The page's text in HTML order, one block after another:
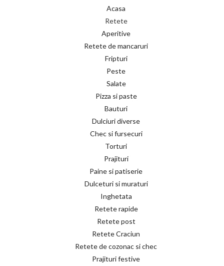
Acasa
Retete
Aperitive
Retete de mancaruri
Fripturi
Peste
Salate
Pizza si paste
Bauturi
Dulciuri diverse
Chec si fursecuri
Torturi
Prajituri
Paine si patiserie
Dulceturi si muraturi
Inghetata
Retete rapide
Retete post
Retete Craciun
Retete de cozonac si chec
Prajituri festive